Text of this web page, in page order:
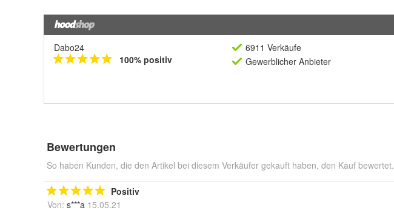
Dabo24
100% positiv
6911 Verkäufe
Gewerblicher Anbieter
Bewertungen
So haben Kunden, die den Artikel bei diesem Verkäufer gekauft haben, den Kauf bewertet.
Positiv
Von: s***a 15.05.21